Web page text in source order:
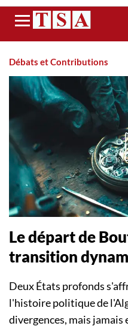
Menu
Débats et Contributions
Le départ de
transition
Deux États profonds
l'histoire politique de
divergences, mais